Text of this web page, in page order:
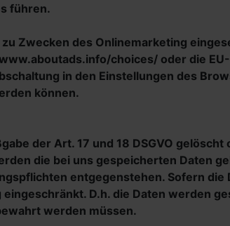
führen.
Zwecken des Onlinemarketing
choices/ oder die
in den Einstellungen des
können.
der Art. 17 und 18 DSGVO
die bei uns gespeicherten Daten
entgegenstehen. Sofern
D.h. die Daten werden
werden müssen.